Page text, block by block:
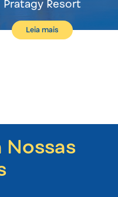
Pratagy Resort
Leia mais
Nossas